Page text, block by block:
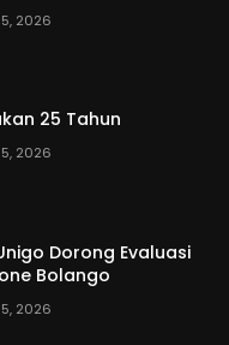
2026
25 Tahun
2026
Dorong Evaluasi
Bolango
2026